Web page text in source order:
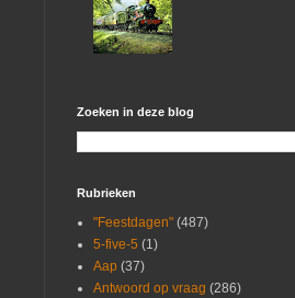
Zoeken in deze blog
Rubrieken
"Feestdagen" (487)
5-five-5 (1)
Aap (37)
Antwoord op vraag (286)